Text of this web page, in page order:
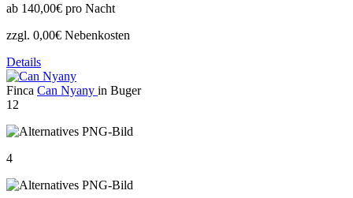
ab 140,00€ pro Nacht
zzgl. 0,00€ Nebenkosten
Details
Finca Can Nyany in Buger
12
4